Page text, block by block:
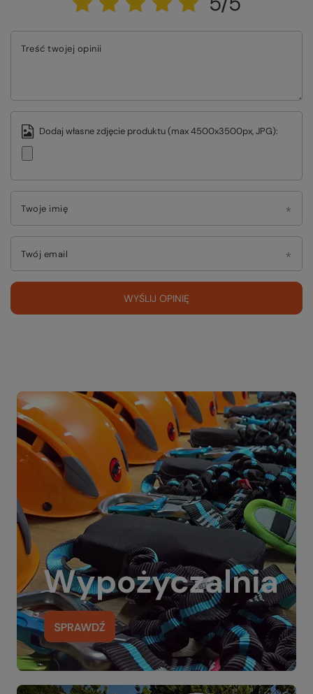
Treść twojej opinii
Dodaj własne zdjęcie produktu (max 4500x3500px, JPG):
Twoje imię
Twój email
WYŚLIJ OPINIĘ